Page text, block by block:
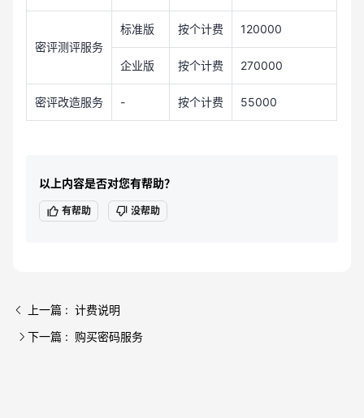
密评测评服务
标准版 按个计费 120000
企业版 按个计费 270000
密评改造服务 - 按个计费 55000
以上内容是否对您有帮助？
有帮助 没帮助
上一篇 : 计费说明
下一篇 : 购买密码服务